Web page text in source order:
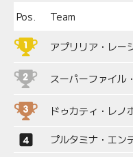
Pos. Team
アプリリア・レー
スーパーファイル
ドゥカティ・レノ
プルタミナ・エン